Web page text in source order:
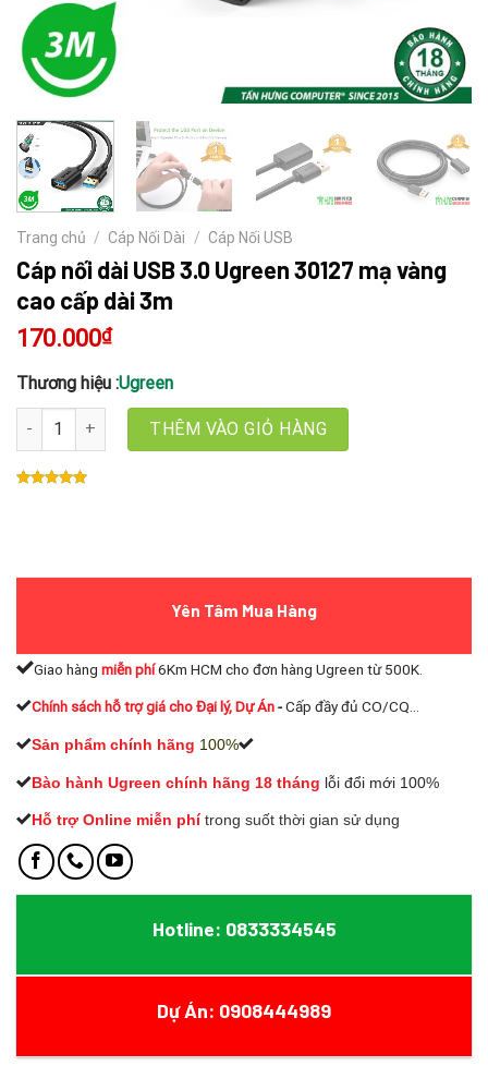
Trang chủ / Cáp Nối Dài / Cáp Nối USB
Cáp nối dài USB 3.0 Ugreen 30127 mạ vàng
cao cấp dài 3m
170.000₫
Thương hiệu :Ugreen
Cáp nối dài USB 3.0 Ugreen 30127 mạ vàng cao cấp dài 3m số
THÊM VÀO GIỎ HÀNG
Yên Tâm Mua Hàng
Giao hàng miễn phí6Km HCM cho đơn hàng Ugreen từ 500K.
Chính sách hỗ trợ giá cho Đại lý, Dự Án-Cấp đầy đủ CO/CQ...
Sản phẩm chính hãng 100%
Bào hành Ugreen chính hãng 18 tháng lỗi đổi mới 100%
Hỗ trợ Online miễn phí trong suốt thời gian sử dụng
Hotline: 0833334545
Dự Án: 0908444989